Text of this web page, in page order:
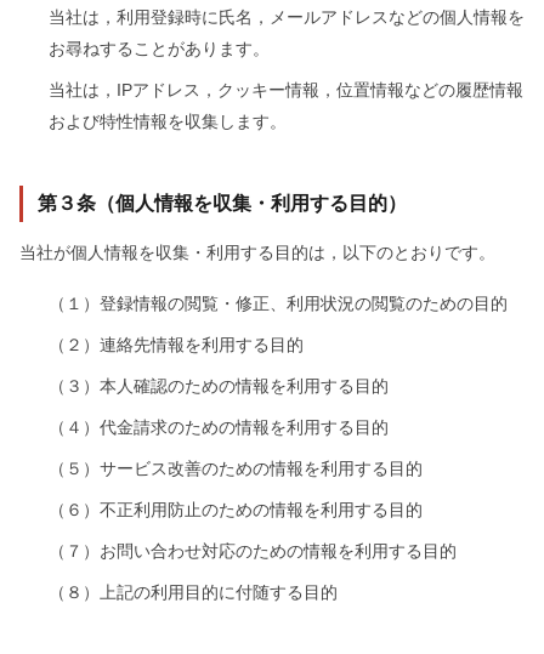
当社は，利用登録時に氏名，メールアドレスなどの個人情報を
お尋ねすることがあります。
当社は，IPアドレス，クッキー情報，位置情報などの履歴情報
および特性情報を収集します。
第３条（個人情報を収集・利用する目的）
当社が個人情報を収集・利用する目的は，以下のとおりです。
（１）登録情報の閲覧・修正、利用状況の閲覧のための目的
（２）連絡先情報を利用する目的
（３）本人確認のための情報を利用する目的
（４）代金請求のための情報を利用する目的
（５）サービス改善のための情報を利用する目的
（６）不正利用防止のための情報を利用する目的
（７）お問い合わせ対応のための情報を利用する目的
（８）上記の利用目的に付随する目的